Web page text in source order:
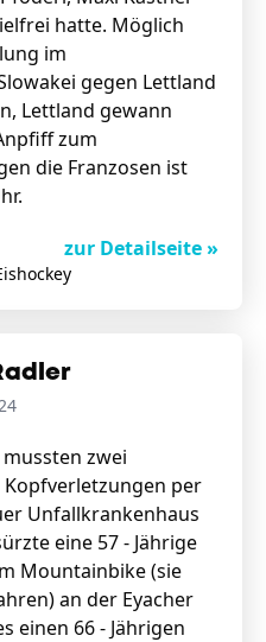
hatte. Möglich
im
gegen Lettland
Lettland gewann
zum
die Franzosen ist
zur Detailseite »
zwei
per
Unfallkrankenhaus
eine 57 - Jährige
Mountainbike (sie
an der Eyacher
einen 66 - Jährigen